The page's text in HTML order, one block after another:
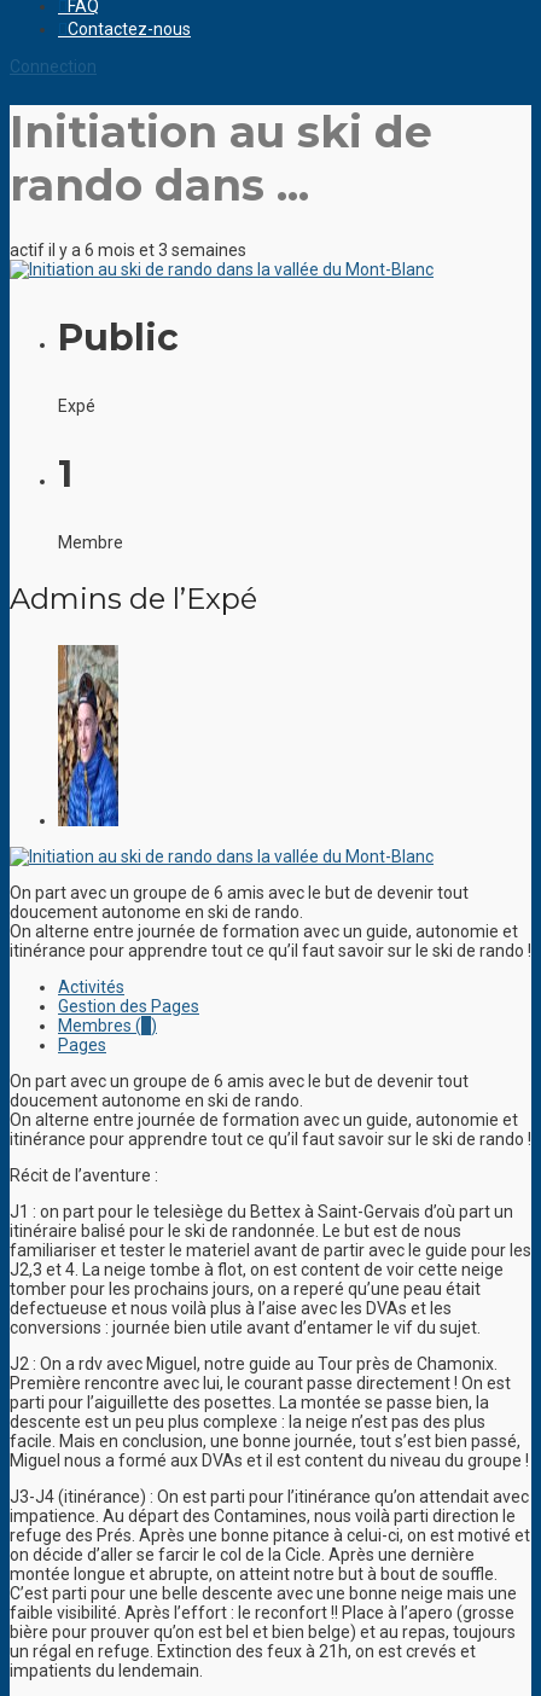
FAQ
Contactez-nous
Connection
Initiation au ski de
rando dans ...
actif il y a 6 mois et 3 semaines
Public
Expé
1
Membre
Admins de l’Expé
On part avec un groupe de 6 amis avec le but de devenir tout
doucement autonome en ski de rando.
On alterne entre journée de formation avec un guide, autonomie et
itinérance pour apprendre tout ce qu’il faut savoir sur le ski de rando !
Activités
Gestion des Pages
Membres ( )
Pages
On part avec un groupe de 6 amis avec le but de devenir tout
doucement autonome en ski de rando.
On alterne entre journée de formation avec un guide, autonomie et
itinérance pour apprendre tout ce qu’il faut savoir sur le ski de rando !
Récit de l’aventure :
J1 : on part pour le telesiège du Bettex à Saint-Gervais d’où part un
itinéraire balisé pour le ski de randonnée. Le but est de nous
familiariser et tester le materiel avant de partir avec le guide pour les
J2,3 et 4. La neige tombe à flot, on est content de voir cette neige
tomber pour les prochains jours, on a reperé qu’une peau était
defectueuse et nous voilà plus à l’aise avec les DVAs et les
conversions : journée bien utile avant d’entamer le vif du sujet.
J2 : On a rdv avec Miguel, notre guide au Tour près de Chamonix.
Première rencontre avec lui, le courant passe directement ! On est
parti pour l’aiguillette des posettes. La montée se passe bien, la
descente est un peu plus complexe : la neige n’est pas des plus
facile. Mais en conclusion, une bonne journée, tout s’est bien passé,
Miguel nous a formé aux DVAs et il est content du niveau du groupe !
J3-J4 (itinérance) : On est parti pour l’itinérance qu’on attendait avec
impatience. Au départ des Contamines, nous voilà parti direction le
refuge des Prés. Après une bonne pitance à celui-ci, on est motivé et
on décide d’aller se farcir le col de la Cicle. Après une dernière
montée longue et abrupte, on atteint notre but à bout de souffle.
C’est parti pour une belle descente avec une bonne neige mais une
faible visibilité. Après l’effort : le reconfort !! Place à l’apero (grosse
bière pour prouver qu’on est bel et bien belge) et au repas, toujours
un régal en refuge. Extinction des feux à 21h, on est crevés et
impatients du lendemain.